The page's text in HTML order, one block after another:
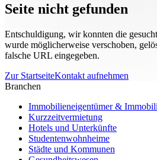
Seite nicht gefunden
Entschuldigung, wir konnten die
wurde möglicherweise verschoben,
falsche URL eingegeben.
Zur StartseiteKontakt aufnehmen
Branchen
Immobilieneigentümer &
Kurzzeitvermietung
Hotels und Unterkünfte
Studentenwohnheime
Städte und Kommunen